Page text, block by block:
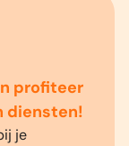
profiteer
diensten!
je